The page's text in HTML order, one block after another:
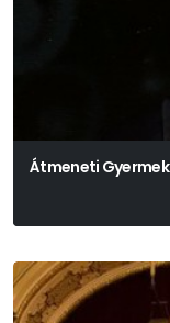
Átmeneti Gyermek